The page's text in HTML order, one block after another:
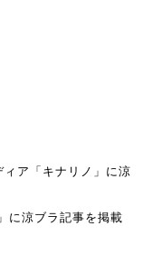
ア「キナリノ」に涼
に涼ブラ記事を掲載